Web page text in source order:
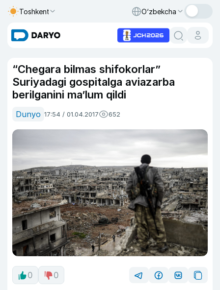
Toshkent O‘zbekcha
“Chegara bilmas shifokorlar”
Suriyadagi gospitalga aviazarba
berilganini ma’lum qildi
Dunyo 17:54 / 01.04.2017 652
0 0